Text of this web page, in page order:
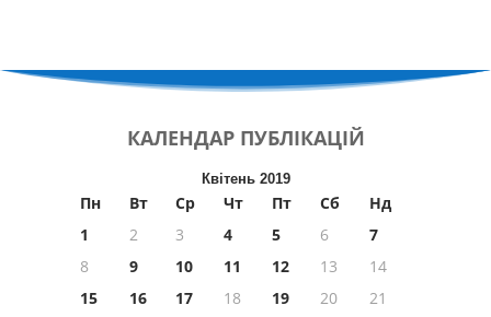
КАЛЕНДАР ПУБЛІКАЦІЙ
Квітень 2019
Пн Вт Ср Чт Пт Сб
Нд
1
2 3 4 5 6
7
8
9 10 11 12 13
14
15
16 17 18 19 20
21